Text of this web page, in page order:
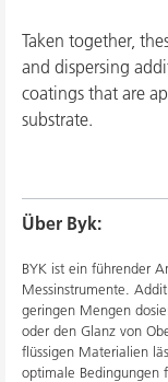
Taken together,
and dispersing
coatings that are
substrate.
Über Byk:
BYK ist ein führender
Messinstrumente.
geringen Mengen
oder den Glanz von
flüssigen Materialien
optimale Bedingungen